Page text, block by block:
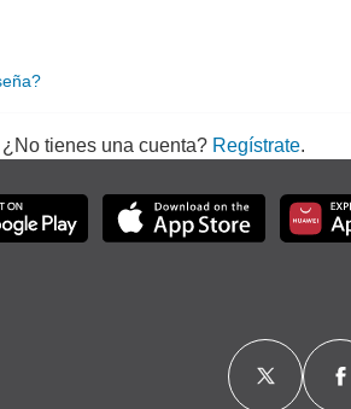
¿No tienes una cuenta? Regístrate.